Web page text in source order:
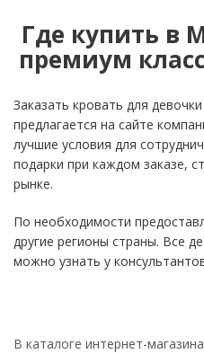
Где купить в
премиум
Заказать кровать для
предлагается на сайте
лучшие условия для
подарки при каждом заказе,
рынке.
По необходимости
другие регионы страны. Все
можно узнать у
В каталоге интернет-